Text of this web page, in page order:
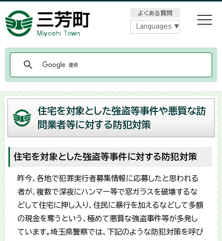
よくある質問
Languages
住宅を対象とした強盗等事件や悪質な訪
問業者等に対する防犯対策
住宅を対象とした強盗等事件に対する防犯対策
昨今、各地で犯罪実行者募集情報に応募したと思われる
者が、複数で深夜にハンマー等で窓ガラスを破壊するな
どして住宅に押し入り、住民に暴行を加えるなどして多額
の現金を奪うという、極めて悪質な強盗事件等が多発し
ています。埼玉県警察では、下記のような防犯対策を呼び